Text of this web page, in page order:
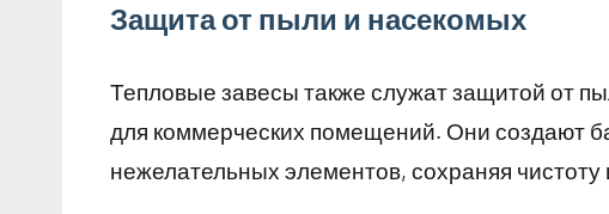
Защита от пыли и насекомых
Тепловые завесы также служат защитой от
для коммерческих помещений. Они создают
нежелательных элементов, сохраняя чистоту